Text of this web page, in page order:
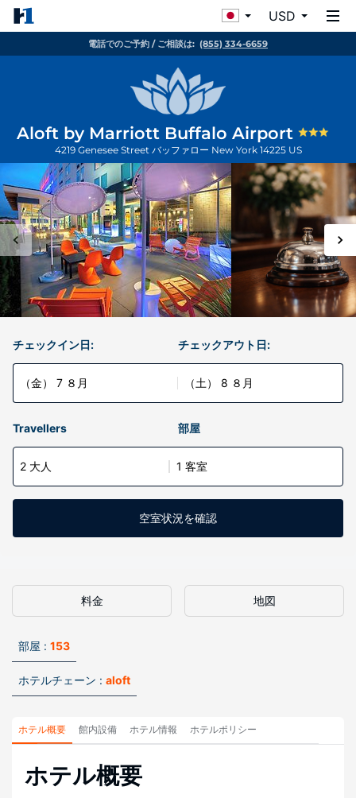
USD
電話でのご予約 / ご相談は: (855) 334-6659
Aloft by Marriott Buffalo Airport
4219 Genesee Street バッファロー New York 14225 US
チェックイン日:
（金） 7 ８月
チェックアウト日:
（土） 8 ８月
Travellers 部屋
2 大人 1 客室
空室状況を確認
料金 地図
部屋 : 153
ホテルチェーン : aloft
ホテル概要 館内設備 ホテル情報 ホテルポリシー
ホテル概要